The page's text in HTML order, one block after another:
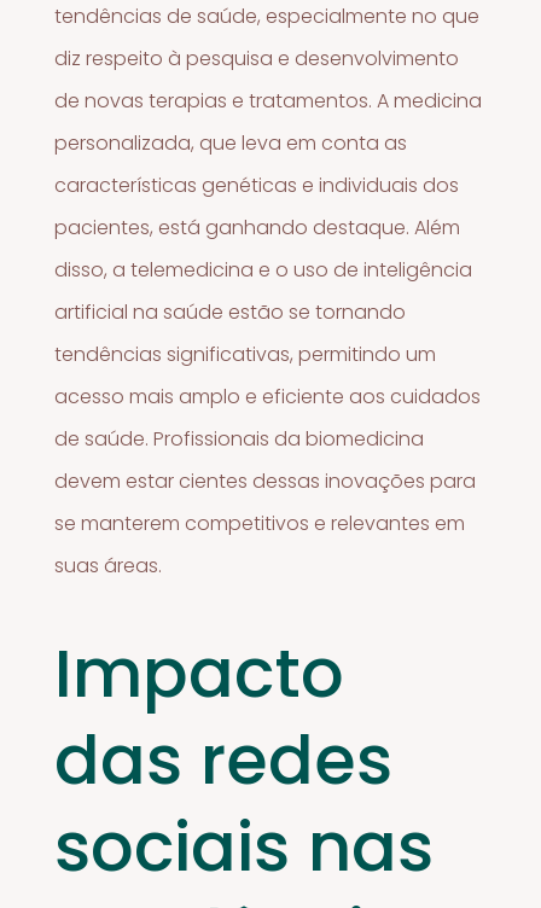
tendências de saúde, especialmente no que
diz respeito à pesquisa e desenvolvimento
de novas terapias e tratamentos. A medicina
personalizada, que leva em conta as
características genéticas e individuais dos
pacientes, está ganhando destaque. Além
disso, a telemedicina e o uso de inteligência
artificial na saúde estão se tornando
tendências significativas, permitindo um
acesso mais amplo e eficiente aos cuidados
de saúde. Profissionais da biomedicina
devem estar cientes dessas inovações para
se manterem competitivos e relevantes em
suas áreas.
Impacto
das redes
sociais nas